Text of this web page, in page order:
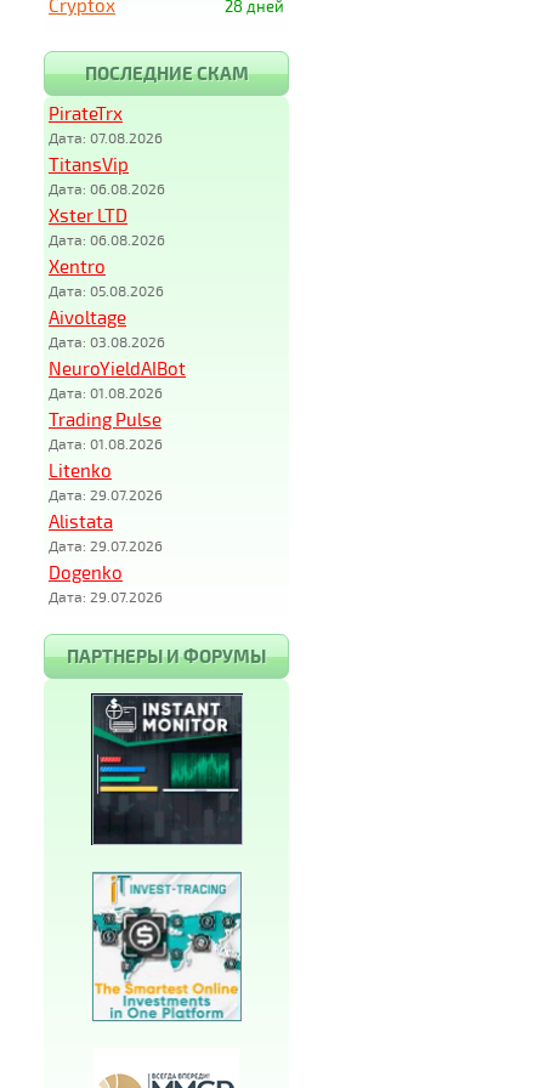
28 дней
Cryptox
ПОСЛЕДНИЕ СКАМ
PirateTrx
Дата: 07.08.2026
TitansVip
Дата: 06.08.2026
Xster LTD
Дата: 06.08.2026
Xentro
Дата: 05.08.2026
Aivoltage
Дата: 03.08.2026
NeuroYieldAIBot
Дата: 01.08.2026
Trading Pulse
Дата: 01.08.2026
Litenko
Дата: 29.07.2026
Alistata
Дата: 29.07.2026
Dogenko
Дата: 29.07.2026
ПАРТНЕРЫ И ФОРУМЫ